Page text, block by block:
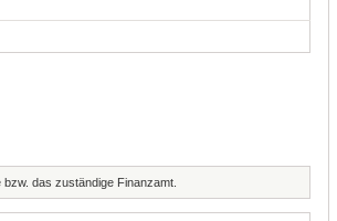
das zuständige Finanzamt.